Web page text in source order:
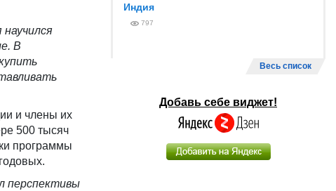
В
и члены их
500 тысяч
программы
перспективы
Индия
797
Весь список
Добавь себе виджет!